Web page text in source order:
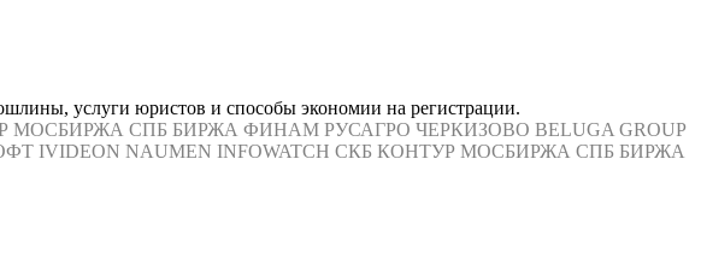
услуги юристов и способы экономии на регистрации.
МОСБИРЖА СПБ БИРЖА ФИНАМ РУСАГРО ЧЕРКИЗОВО BELUGA GROUP
IVIDEON NAUMEN INFOWATCH СКБ КОНТУР МОСБИРЖА СПБ БИРЖА